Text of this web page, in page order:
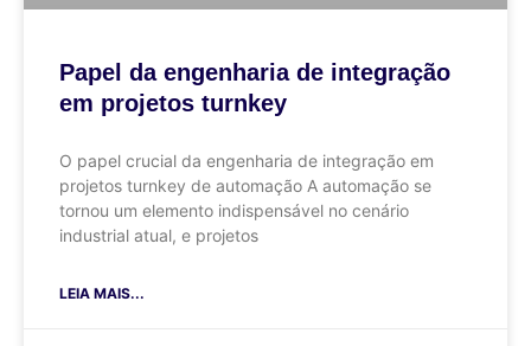
Papel da engenharia de integração
em projetos turnkey
O papel crucial da engenharia de integração em
projetos turnkey de automação A automação se
tornou um elemento indispensável no cenário
industrial atual, e projetos
LEIA MAIS...